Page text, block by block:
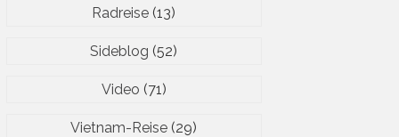
Radreise (13)
Sideblog (52)
Video (71)
Vietnam-Reise (29)